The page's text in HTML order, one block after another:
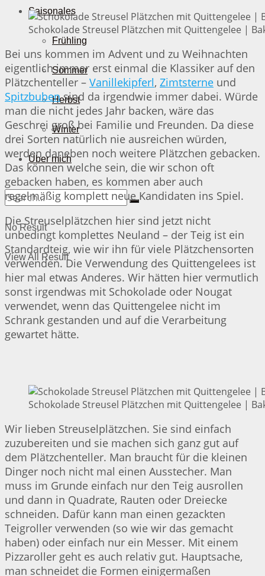
Saisonales
Frühling
Sommer
Herbst
Winter
Über mich
No Result
View All Result
Schokolade Streusel Plätzchen mit Quittengelee |
Bei uns kommen im Advent und zu Weihnachten
eigentlich immer erst einmal die Klassiker auf den
Plätzchenteller – Vanillekipferl, Zimtsterne und
Spitzbubensind da irgendwie immer dabei. Würde
man die nicht jedes Jahr backen, wäre das
Geschrei groß bei Familie und Freunden. Da diese
drei Sorten natürlich nie ausreichen würden,
werden daneben noch weitere Plätzchen gebacken.
Das können welche sein, die wir schon oft
gebacken haben, es kommen aber auch
regelmäßig komplett neue Kandidaten ins Spiel.
Die Streuselplätzchen hier sind jetzt nicht
unbedingt komplettes Neuland – der Teig ist ein
Standardteig, wie wir ihn für viele Plätzchensorten
verwenden. Die Verwendung des Quittengelees ist
hier mal etwas Anderes. Wir hätten hier vermutlich
sonst irgendwas mit Schokolade oder Nougat
verwendet, wenn das Quittengelee nicht im
Schrank gestanden und auf die Verarbeitung
gewartet hätte.
Schokolade Streusel Plätzchen mit Quittengelee |
Wir lieben Streuselplätzchen. Sie sind einfach
zuzubereiten und sie machen sich ganz gut auf
dem Plätzchenteller. Man braucht für die kleinen
Dinger noch nicht mal einen Ausstecher. Man
muss im Grunde einfach nur den Teig ausrollen
und dann in Quadrate, Rauten oder Dreiecke
schneiden. Dafür kann man einen gezackten
Teigroller verwenden (so wie wir das gemacht
haben) oder einfach nur ein Messer. Mit einem
Pizzaroller geht es auch relativ gut. Hauptsache,
man schneidet die Formen einigermaßen